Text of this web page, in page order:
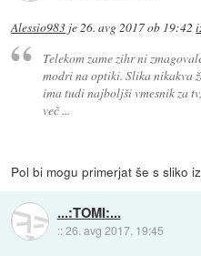
Alessio983 je26. avg 2017 ob 19:42
Telekom zame zihr ni
modri na optiki. Slika nikakva
ima tudi najboljši vmesnik za
več ...
Pol bi mogu primerjat še s sliko
...:TOMI:...
::26. avg 2017, 19:45